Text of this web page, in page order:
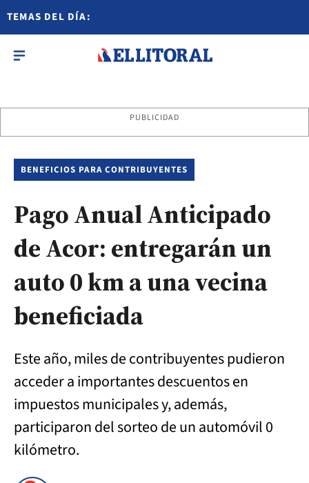
TEMAS DEL DÍA:
PUBLICIDAD
BENEFICIOS PARA CONTRIBUYENTES
Pago Anual Anticipado
de Acor: entregarán un
auto 0 km a una vecina
beneficiada
Este año, miles de contribuyentes pudieron
acceder a importantes descuentos en
impuestos municipales y, además,
participaron del sorteo de un automóvil 0
kilómetro.